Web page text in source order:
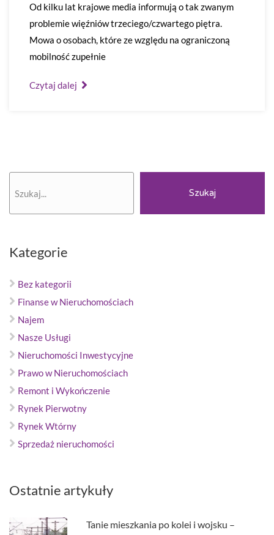
Od kilku lat krajowe media informują o tak zwanym
problemie więźniów trzeciego/czwartego piętra.
Mowa o osobach, które ze względu na ograniczoną
mobilność zupełnie
Czytaj dalej
Szukaj
Kategorie
Bez kategorii
Finanse w Nieruchomościach
Najem
Nasze Usługi
Nieruchomości Inwestycyjne
Prawo w Nieruchomościach
Remont i Wykończenie
Rynek Pierwotny
Rynek Wtórny
Sprzedaż nieruchomości
Ostatnie artykuły
Tanie mieszkania po kolei i wojsku –